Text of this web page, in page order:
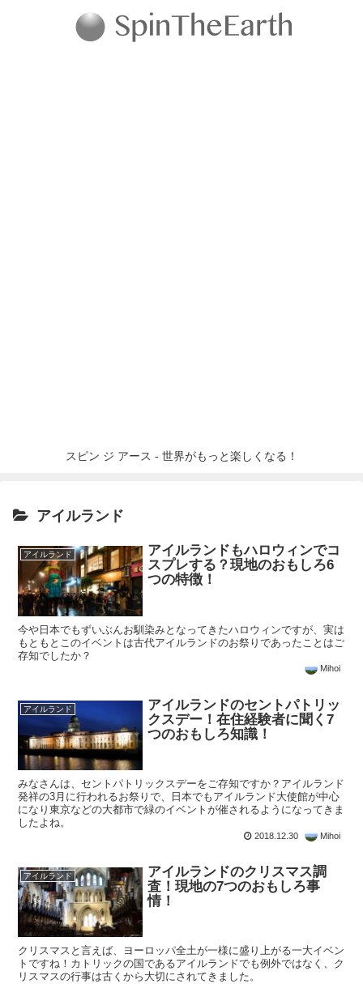
スピン ジ アース - 世界がもっと楽しくなる！
アイルランド
アイルランド
アイルランドもハロウィンでコ
スプレする？現地のおもしろ6
つの特徴！
今や日本でもずいぶんお馴染みとなってきたハロウィンですが、実は
もともとこのイベントは古代アイルランドのお祭りであったことはご
存知でしたか？
Mihoi
アイルランド
アイルランドのセントパトリッ
クスデー！在住経験者に聞く7
つのおもしろ知識！
みなさんは、セントパトリックスデーをご存知ですか？アイルランド
発祥の3月に行われるお祭りで、日本でもアイルランド大使館が中心
になり東京などの大都市で緑のイベントが催されるようになってきま
したよね。
2018.12.30 Mihoi
アイルランド
アイルランドのクリスマス調
査！現地の7つのおもしろ事
情！
クリスマスと言えば、ヨーロッパ全土が一様に盛り上がる一大イベン
トですね！カトリックの国であるアイルランドでも例外ではなく、ク
リスマスの行事は古くから大切にされてきました。